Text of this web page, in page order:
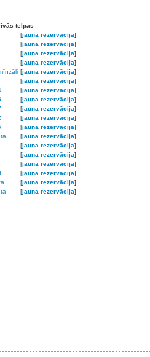
telpas
[jauna rezervācija]
[jauna rezervācija]
[jauna rezervācija]
[jauna rezervācija]
[jauna rezervācija]
[jauna rezervācija]
[jauna rezervācija]
[jauna rezervācija]
[jauna rezervācija]
[jauna rezervācija]
[jauna rezervācija]
[jauna rezervācija]
[jauna rezervācija]
[jauna rezervācija]
[jauna rezervācija]
[jauna rezervācija]
[jauna rezervācija]
[jauna rezervācija]